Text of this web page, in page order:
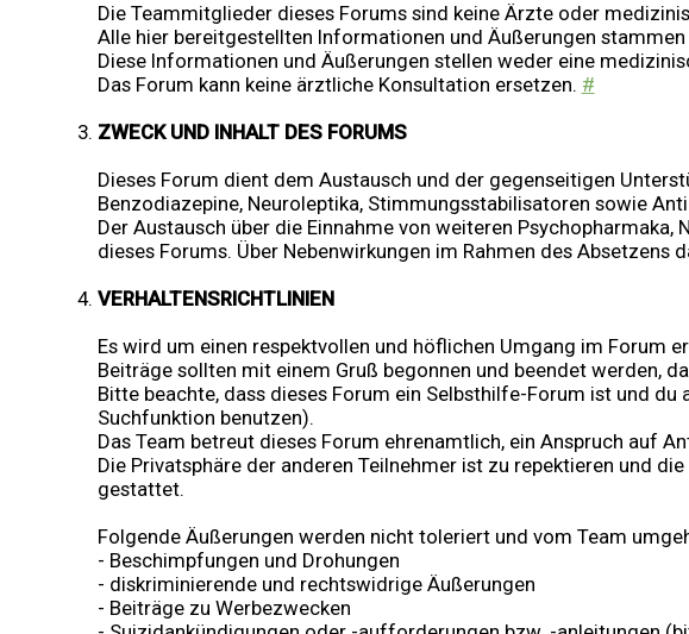
Die Teammitglieder dieses Forums sind keine Ärzte oder
Alle hier bereitgestellten Informationen und Äußerungen
Diese Informationen und Äußerungen stellen weder eine
Das Forum kann keine ärztliche Konsultation ersetzen. #
ZWECK UND INHALT DES FORUMS
Dieses Forum dient dem Austausch und der gegenseitigen
Benzodiazepine, Neuroleptika, Stimmungsstabilisatoren sowie
Der Austausch über die Einnahme von weiteren
dieses Forums. Über Nebenwirkungen im Rahmen des Absetzens
VERHALTENSRICHTLINIEN
Es wird um einen respektvollen und höflichen Umgang im Forum
Beiträge sollten mit einem Gruß begonnen und beendet werden,
Bitte beachte, dass dieses Forum ein Selbsthilfe-Forum ist und
Suchfunktion benutzen).
Das Team betreut dieses Forum ehrenamtlich, ein Anspruch auf
Die Privatsphäre der anderen Teilnehmer ist zu repektieren und
gestattet.
Folgende Äußerungen werden nicht toleriert und vom Team
- Beschimpfungen und Drohungen
- diskriminierende und rechtswidrige Äußerungen
- Beiträge zu Werbezwecken